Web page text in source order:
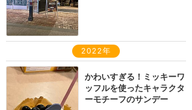
2022年
かわいすぎる！ミッキーワ
ッフルを使ったキャラクタ
ーモチーフのサンデー